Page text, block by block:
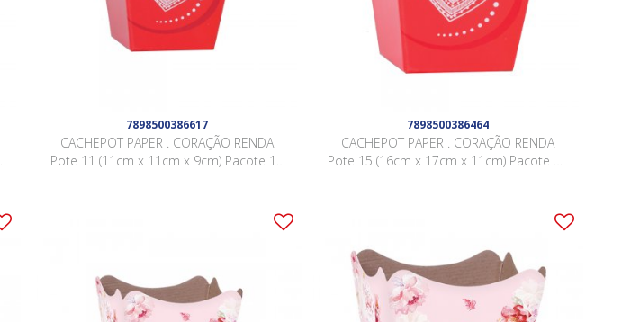
7898500386617
CACHEPOT PAPER . CORAÇÃO RENDA
Pote 11 (11cm x 11cm x 9cm) Pacote 10
7898500386464
CACHEPOT PAPER . CORAÇÃO RENDA
Pote 15 (16cm x 17cm x 11cm) Pacote 10